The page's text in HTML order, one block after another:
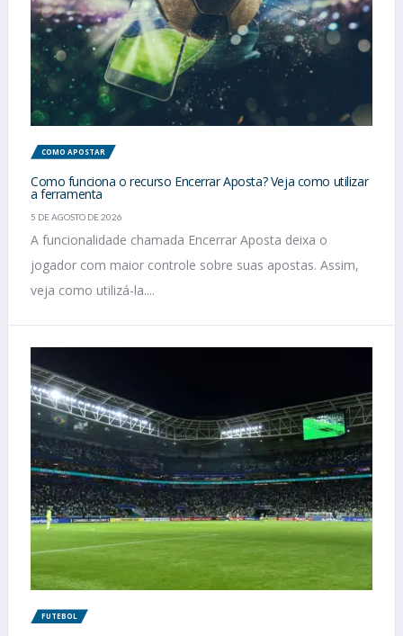
COMO APOSTAR
Como funciona o recurso Encerrar Aposta? Veja como utilizar
a ferramenta
5 DE AGOSTO DE 2026
A funcionalidade chamada Encerrar Aposta deixa o
jogador com maior controle sobre suas apostas. Assim,
veja como utilizá-la....
FUTEBOL